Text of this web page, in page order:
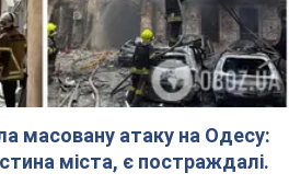
з бюджету на оренду
хто з парламентарів
поселився
гарантія та хто нею